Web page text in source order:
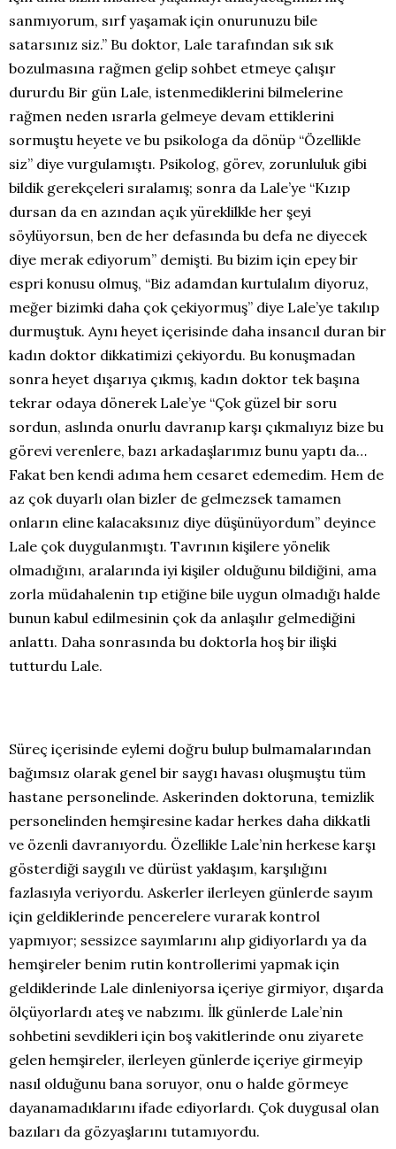
sanmıyorum, sırf yaşamak için onurunuzu bile
satarsınız siz.” Bu doktor, Lale tarafından sık sık
bozulmasına rağmen gelip sohbet etmeye çalışır
dururdu Bir gün Lale, istenmediklerini bilmelerine
rağmen neden ısrarla gelmeye devam ettiklerini
sormuştu heyete ve bu psikologa da dönüp “Özellikle
siz” diye vurgulamıştı. Psikolog, görev, zorunluluk gibi
bildik gerekçeleri sıralamış; sonra da Lale’ye “Kızıp
dursan da en azından açık yüreklilkle her şeyi
söylüyorsun, ben de her defasında bu defa ne diyecek
diye merak ediyorum” demişti. Bu bizim için epey bir
espri konusu olmuş, “Biz adamdan kurtulalım diyoruz,
meğer bizimki daha çok çekiyormuş” diye Lale’ye takılıp
durmuştuk. Aynı heyet içerisinde daha insancıl duran bir
kadın doktor dikkatimizi çekiyordu. Bu konuşmadan
sonra heyet dışarıya çıkmış, kadın doktor tek başına
tekrar odaya dönerek Lale’ye “Çok güzel bir soru
sordun, aslında onurlu davranıp karşı çıkmalıyız bize bu
görevi verenlere, bazı arkadaşlarımız bunu yaptı da…
Fakat ben kendi adıma hem cesaret edemedim. Hem de
az çok duyarlı olan bizler de gelmezsek tamamen
onların eline kalacaksınız diye düşünüyordum” deyince
Lale çok duygulanmıştı. Tavrının kişilere yönelik
olmadığını, aralarında iyi kişiler olduğunu bildiğini, ama
zorla müdahalenin tıp etiğine bile uygun olmadığı halde
bunun kabul edilmesinin çok da anlaşılır gelmediğini
anlattı. Daha sonrasında bu doktorla hoş bir ilişki
tutturdu Lale.
Süreç içerisinde eylemi doğru bulup bulmamalarından
bağımsız olarak genel bir saygı havası oluşmuştu tüm
hastane personelinde. Askerinden doktoruna, temizlik
personelinden hemşiresine kadar herkes daha dikkatli
ve özenli davranıyordu. Özellikle Lale’nin herkese karşı
gösterdiği saygılı ve dürüst yaklaşım, karşılığını
fazlasıyla veriyordu. Askerler ilerleyen günlerde sayım
için geldiklerinde pencerelere vurarak kontrol
yapmıyor; sessizce sayımlarını alıp gidiyorlardı ya da
hemşireler benim rutin kontrollerimi yapmak için
geldiklerinde Lale dinleniyorsa içeriye girmiyor, dışarda
ölçüyorlardı ateş ve nabzımı. İlk günlerde Lale’nin
sohbetini sevdikleri için boş vakitlerinde onu ziyarete
gelen hemşireler, ilerleyen günlerde içeriye girmeyip
nasıl olduğunu bana soruyor, onu o halde görmeye
dayanamadıklarını ifade ediyorlardı. Çok duygusal olan
bazıları da gözyaşlarını tutamıyordu.